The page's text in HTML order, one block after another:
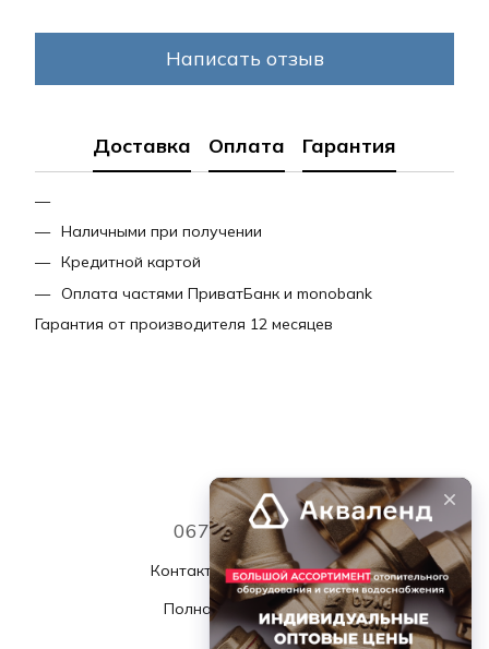
Написать отзыв
Доставка Оплата Гарантия
Наличными при получении
Кредитной картой
Оплата частями ПриватБанк и monobank
Гарантия от производителя 12 месяцев
067 339 7768
Контактная информация
Полная версия сайта